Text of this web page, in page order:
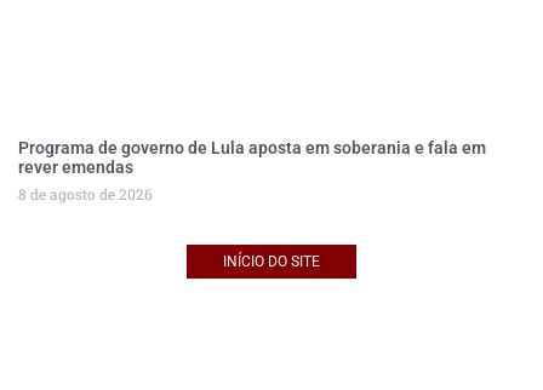
Programa de governo de Lula aposta em soberania e fala em
rever emendas
8 de agosto de 2026
INÍCIO DO SITE